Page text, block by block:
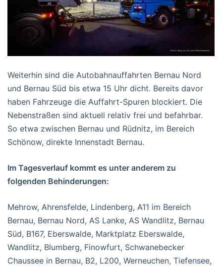
Weiterhin sind die Autobahnauffahrten Bernau Nord
und Bernau Süd bis etwa 15 Uhr dicht. Bereits davor
haben Fahrzeuge die Auffahrt-Spuren blockiert. Die
Nebenstraßen sind aktuell relativ frei und befahrbar.
So etwa zwischen Bernau und Rüdnitz, im Bereich
Schönow, direkte Innenstadt Bernau.
Im Tagesverlauf kommt es unter anderem zu
folgenden Behinderungen:
Mehrow, Ahrensfelde, Lindenberg, A11 im Bereich
Bernau, Bernau Nord, AS Lanke, AS Wandlitz, Bernau
Süd, B167, Eberswalde, Marktplatz Eberswalde,
Wandlitz, Blumberg, Finowfurt, Schwanebecker
Chaussee in Bernau, B2, L200, Werneuchen, Tiefensee,